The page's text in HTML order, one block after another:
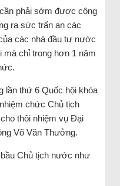
phải sớm được công
ra sức trấn an các
các nhà đầu tư nước
mà chỉ trong hơn 1 năm
lần thứ 6 Quốc hội khóa
chức Chủ tịch
thôi nhiệm vụ Đại
Võ Văn Thưởng.
Chủ tịch nước như